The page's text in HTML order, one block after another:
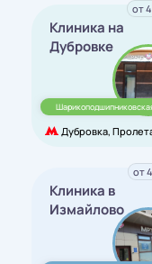
Клиника на
Дубровке
Дубровка,
от
Клиника в
Измайлово
от